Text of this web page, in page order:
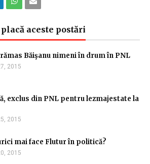
placă aceste postări
rămas Băişanu nimeni în drum în PNL
2015
exclus din PNL pentru lezmajestate la
2015
mai face Flutur în politică?
2015